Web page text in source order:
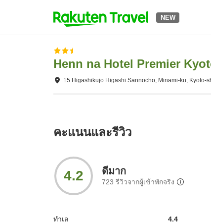
NEW
Henn na Hotel Premier
15 Higashikujo Higashi Sannocho, Minami-ku, Kyoto-
คะแนนและรีวิว
4.2 ดีมาก
723 รีวิวจากผู้เข้าพักจริง
ทำเล 4.4